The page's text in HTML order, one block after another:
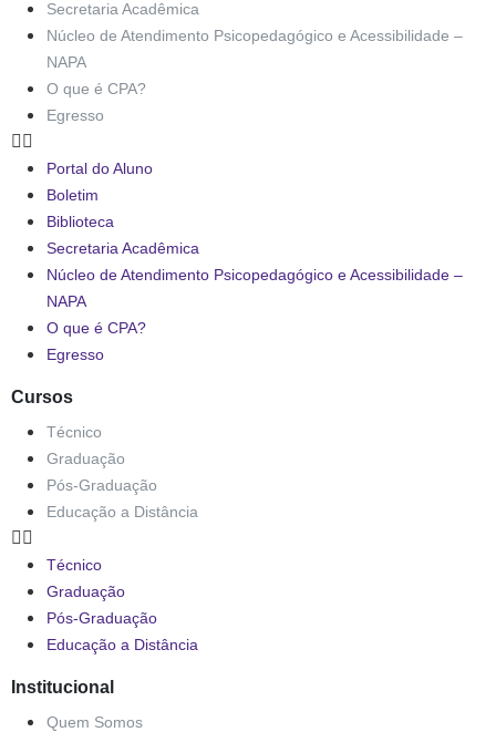
Secretaria Acadêmica
Núcleo de Atendimento Psicopedagógico e Acessibilidade –
NAPA
O que é CPA?
Egresso
Portal do Aluno
Boletim
Biblioteca
Secretaria Acadêmica
Núcleo de Atendimento Psicopedagógico e Acessibilidade –
NAPA
O que é CPA?
Egresso
Cursos
Técnico
Graduação
Pós-Graduação
Educação a Distância
Técnico
Graduação
Pós-Graduação
Educação a Distância
Institucional
Quem Somos